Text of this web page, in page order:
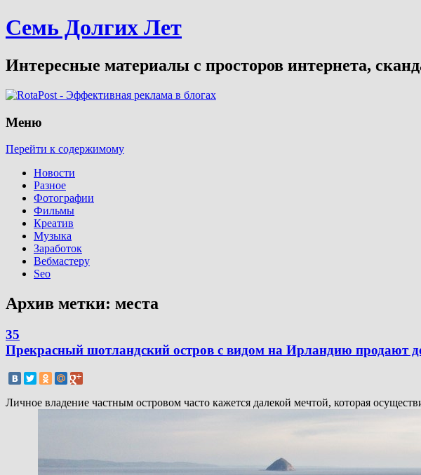
Семь Долгих Лет
Интересные материалы с просторов интернета,
Меню
Перейти к содержимому
Новости
Разное
Фотографии
Фильмы
Креатив
Музыка
Заработок
Вебмастеру
Seo
Архив метки: места
35
Прекрасный шотландский остров с видом на Ирландию продают
Личное владение частным островом часто кажется далекой мечтой, которая